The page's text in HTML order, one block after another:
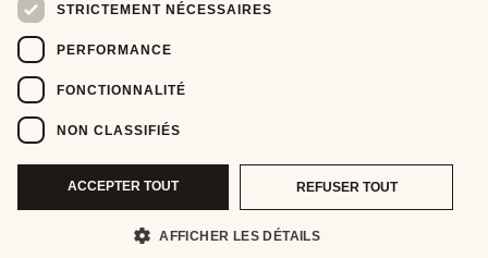
STRICTEMENT NÉCESSAIRES
PERFORMANCE
FONCTIONNALITÉ
NON CLASSIFIÉS
ACCEPTER TOUT REFUSER TOUT
AFFICHER LES DÉTAILS